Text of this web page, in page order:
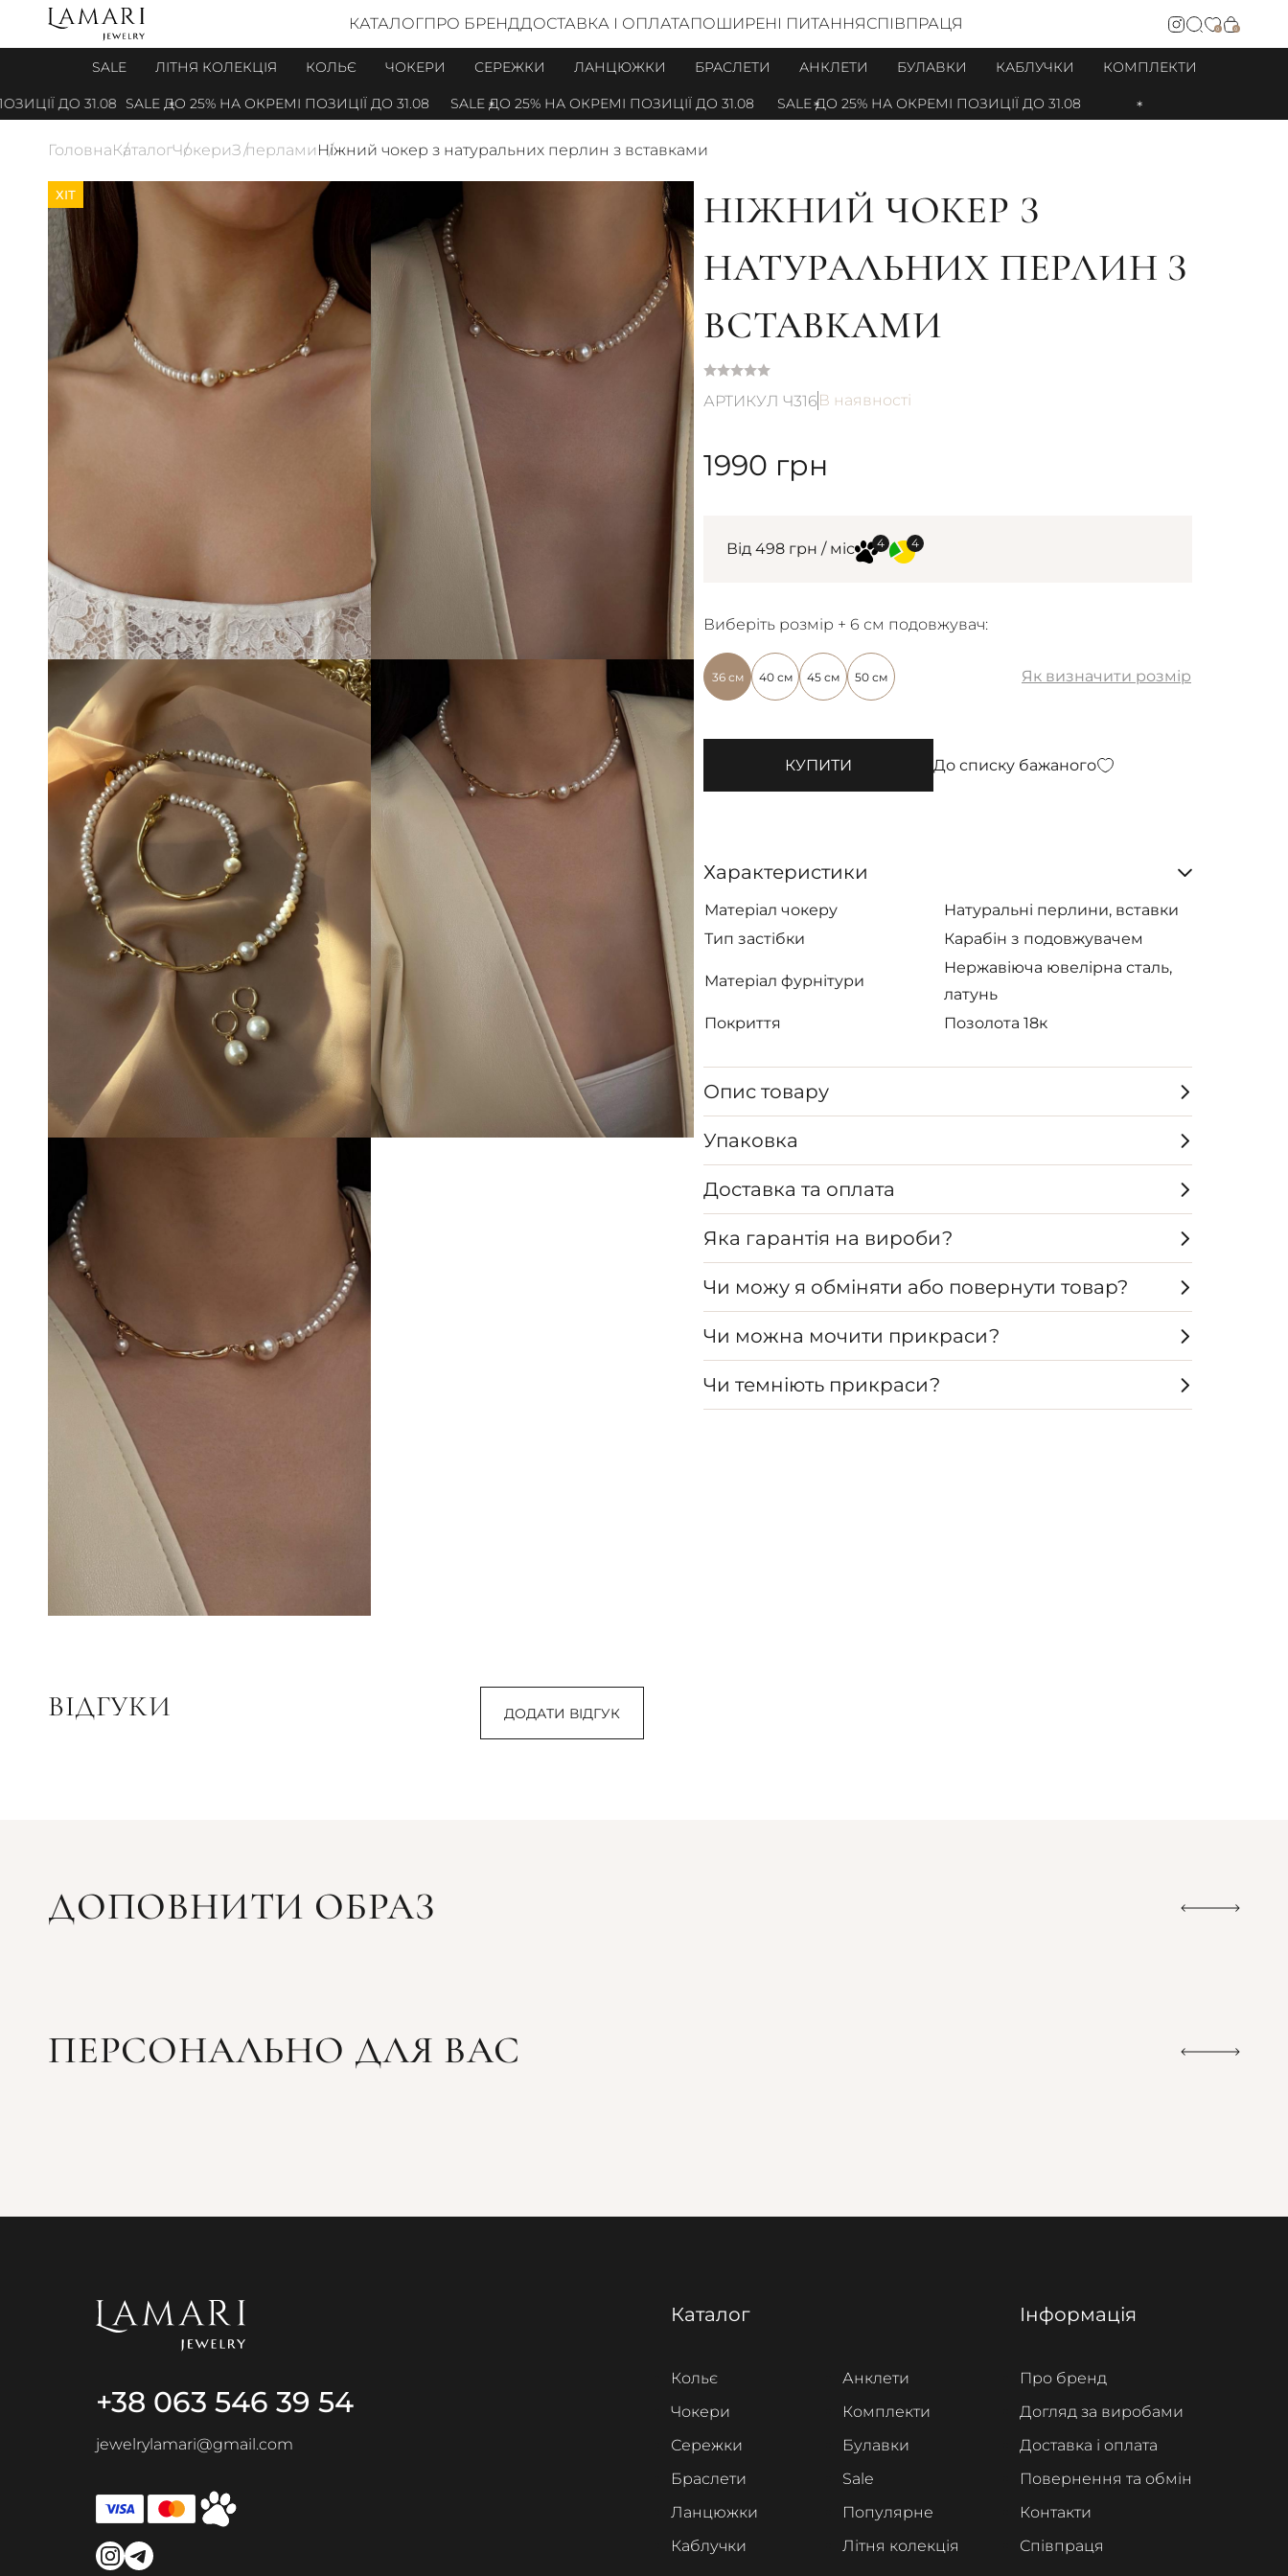
КАТАЛОГПРО БРЕНДДОСТАВКА І ОПЛАТАПОШИРЕНІ ПИТАННЯСПІВПРАЦЯ 0 0
SALE ЛІТНЯ КОЛЕКЦІЯ КОЛЬЄ ЧОКЕРИ СЕРЕЖКИ ЛАНЦЮЖКИ БРАСЛЕТИ АНКЛЕТИ БУЛАВКИ КАБЛУЧКИ КОМПЛЕКТИ
ДО 31.08 SALE ДО 25% НА ОКРЕМІ ПОЗИЦІЇ ДО 31.08 SALE ДО 25% НА ОКРЕМІ ПОЗИЦІЇ ДО 31.08 SALE ДО 25% НА ОКРЕМІ ПОЗИЦІЇ ДО 31.08
ГоловнаКаталогЧокериЗ перлами Ніжний чокер з натуральних перлин з вставками
ХІТ
НІЖНИЙ ЧОКЕР З
НАТУРАЛЬНИХ ПЕРЛИН З
ВСТАВКАМИ
АРТИКУЛ Ч316 В наявності
1990 грн
Від 498 грн / міс
Виберіть розмір + 6 см подовжувач:
36 см 40 см 45 см 50 см Як визначити розмір
КУПИТИ До списку бажаного
Характеристики
Матеріал чокеру
Натуральні перлини, вставки
Тип застібки
Карабін з подовжувачем
Матеріал фурнітури
Нержавіюча ювелірна сталь,
латунь
Покриття
Позолота 18к
Опис товару
Упаковка
Доставка та оплата
Яка гарантія на вироби?
Чи можу я обміняти або повернути товар?
Чи можна мочити прикраси?
Чи темніють прикраси?
ВІДГУКИ ДОДАТИ ВІДГУК
ДОПОВНИТИ ОБРАЗ
ПЕРСОНАЛЬНО ДЛЯ ВАС
+38 063 546 39 54
jewelrylamari@gmail.com
Каталог
Кольє
Чокери
Сережки
Браслети
Ланцюжки
Каблучки
Анклети
Комплекти
Булавки
Sale
Популярне
Літня колекція
Інформація
Про бренд
Догляд за виробами
Доставка і оплата
Повернення та обмін
Контакти
Співпраця